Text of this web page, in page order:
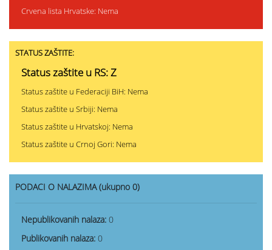
Crvena lista Hrvatske: Nema
STATUS ZAŠTITE:
Status zaštite u RS: Z
Status zaštite u Federaciji BiH: Nema
Status zaštite u Srbiji: Nema
Status zaštite u Hrvatskoj: Nema
Status zaštite u Crnoj Gori: Nema
PODACI O NALAZIMA (ukupno 0)
Nepublikovanih nalaza: 0
Publikovanih nalaza: 0